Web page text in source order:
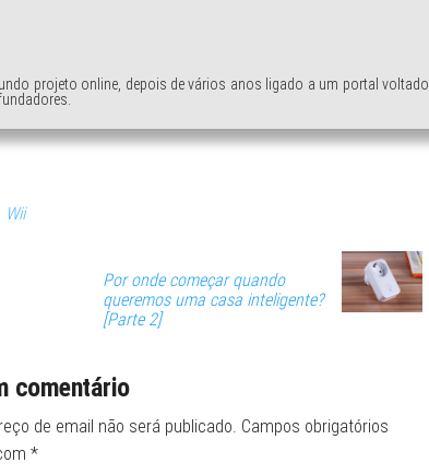
projeto online, depois de vários anos ligado a um portal voltado
Wii
Por onde começar quando
queremos uma casa inteligente?
[Parte 2]
comentário
de email não será publicado. Campos obrigatórios
*